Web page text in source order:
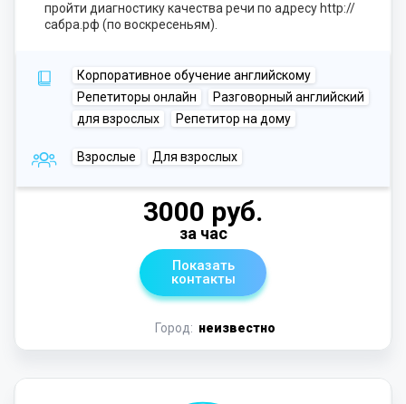
пройти диагностику качества речи по адресу http://
сабра.рф (по воскресеньям).
Корпоративное обучение английскому
Репетиторы онлайн
Разговорный английский
для взрослых
Репетитор на дому
Взрослые Для взрослых
Город: неизвестно
3000 руб.
за час
Показать
контакты